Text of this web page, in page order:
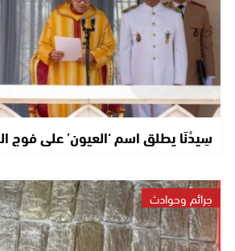
سِيدْنَا يطلق اسم ‘العيون’ على فوج
جرائم وحوادث